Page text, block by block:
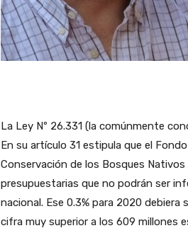
La Ley Nº 26.331 (la comúnmente
En su artículo 31 estipula que el
Conservación de los Bosques
presupuestarias que no podrán ser
nacional. Ese 0.3% para 2020 debiera
cifra muy superior a los 609 millones